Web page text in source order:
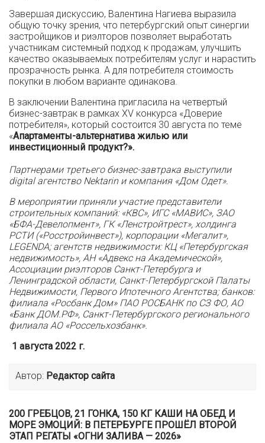
Завершая дискуссию, Валентина Нагиева выразила
общую точку зрения, что петербургский опыт синергии
застройщиков и риэлторов позволяет выработать
участникам системный подход к продажам, улучшить
качество оказываемых потребителям услуг и нарастить
прозрачность рынка. А для потребителя стоимость
покупки в любом варианте одинакова.
В заключении Валентина пригласила на четвертый
бизнес-завтрак в рамках XV конкурса «Доверие
потребителя», который состоится 30 августа по теме
«Апартаменты-альтернатива жилью или
инвестиционный продукт?».
Партнерами третьего бизнес-завтрака выступили
digital агентство Nektarin и компания «Дом Одет».
В мероприятии приняли участие представители
строительных компаний: «КВС», ИГС «МАВИС», ЗАО
«БФА-Девелопмент», ГК «Ленстройтрест», холдинга
РСТИ («Росстройинвест»), корпорации «Мегалит»,
LEGENDA; агентств недвижимости: КЦ «Петербургская
недвижимость», АН «Адвекс на Академической»,
Ассоциации риэлторов Санкт-Петербурга и
Ленинградской области, Санкт-Петербургской Палаты
Недвижимости, Первого Ипотечного Агентства; банков:
филиала «Росбанк Дом» ПАО РОСБАНК по СЗ ФО, АО
«Банк ДОМ.РФ», Санкт-Петербургского регионального
филиала АО «Россельхозбанк».
1 августа 2022 г.
Автор: Редактор сайта
200 ГРЕБЦОВ, 21 ГОНКА, 150 КГ КАШИ НА ОБЕД И
МОРЕ ЭМОЦИЙ: В ПЕТЕРБУРГЕ ПРОШЁЛ ВТОРОЙ
ЭТАП РЕГАТЫ «ОГНИ ЗАЛИВА — 2026»